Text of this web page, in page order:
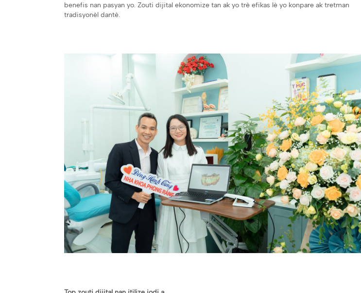
benefis nan pasyan yo. Zouti dijital ekonomize tan ak yo trè efikas lè yo konpare ak tretman
tradisyonèl dantè.